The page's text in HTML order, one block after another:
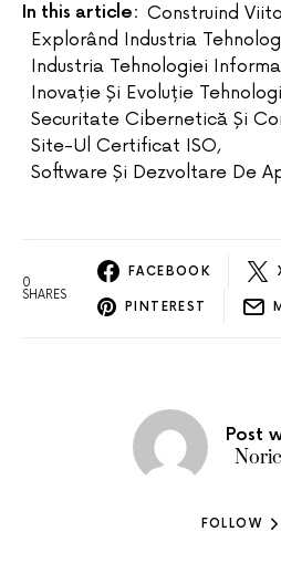
In this article: Construind
Explorând Industria
Industria Tehnologiei
Inovație Și Evoluție
Securitate Cibernetică Și
Site-Ul Certificat ISO,
Software Și Dezvoltare De
0
SHARES
FACEBOOK
PINTEREST
Post
FOLLOW